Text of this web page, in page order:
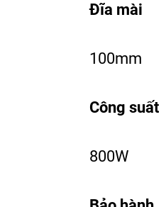
Đĩa mài
100mm
Công suất
800W